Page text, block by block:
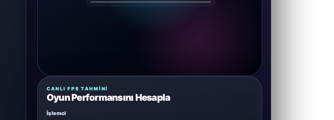
CANLI FPS TAHMINI
Oyun Performansını Hesapla
İşlemci